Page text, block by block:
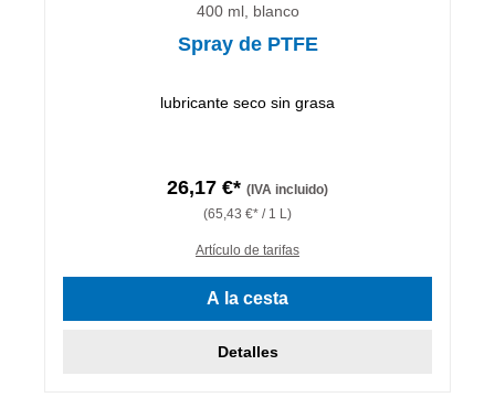
400 ml, blanco
Spray de PTFE
lubricante seco sin grasa
26,17 €* (IVA incluido)
(65,43 €* / 1 L)
Artículo de tarifas
A la cesta
Detalles